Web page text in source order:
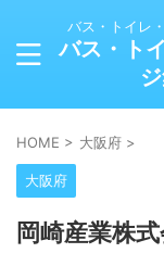
バス・トイレ
バス・ト
HOME > 大阪府 >
大阪府
岡崎産業株